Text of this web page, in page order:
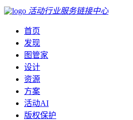
活动行业服务链接中心
首页
发现
图管家
设计
资源
方案
活动AI
版权保护